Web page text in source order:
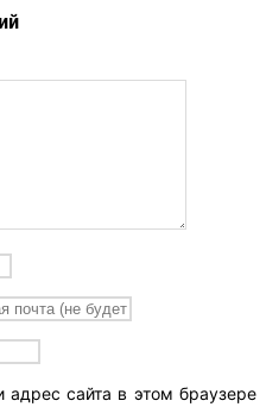
сайта в этом браузере